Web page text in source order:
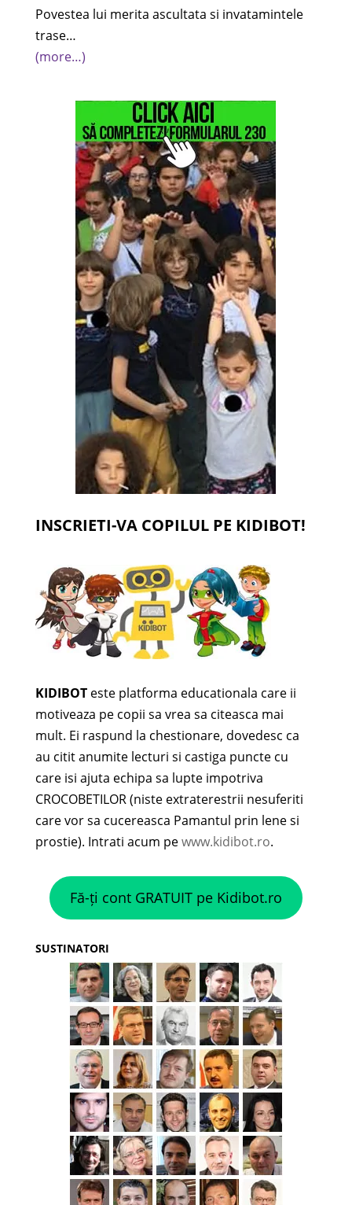
Povestea lui merita ascultata si invatamintele
trase…
(more…)
INSCRIETI-VA COPILUL PE KIDIBOT!
KIDIBOTeste platforma educationala care ii
motiveaza pe copii sa vrea sa citeasca mai
mult. Ei raspund la chestionare, dovedesc ca
au citit anumite lecturi si castiga puncte cu
care isi ajuta echipa sa lupte impotriva
CROCOBETILOR (niste extraterestrii nesuferiti
care vor sa cucereasca Pamantul prin lene si
prostie). Intrati acum pewww.kidibot.ro.
Fă-ți cont GRATUIT pe Kidibot.ro
SUSTINATORI